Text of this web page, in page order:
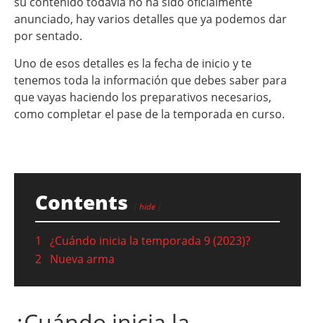
anunciado, hay varios detalles que ya podemos dar
por sentado.
Uno de esos detalles es la fecha de inicio y te
tenemos toda la información que debes saber para
que vayas haciendo los preparativos necesarios,
como completar el pase de la temporada en curso.
Contents hide
1
¿Cuándo inicia la temporada 9 (2023)?
2 Nueva arma